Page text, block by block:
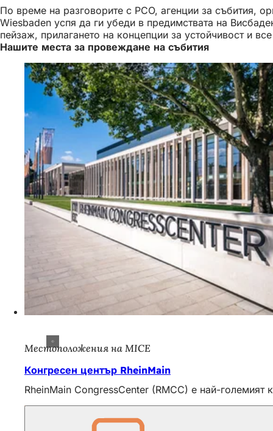
По време на разговорите с PCO, агенции за събития,
Wiesbaden успя да ги убеди в предимствата на
пейзаж, прилагането на концепции за устойчивост и
Нашите места за провеждане на събития
Местоположения на MICE
Конгресен център RheinMain
RheinMain CongressCenter (RMCC) е най-